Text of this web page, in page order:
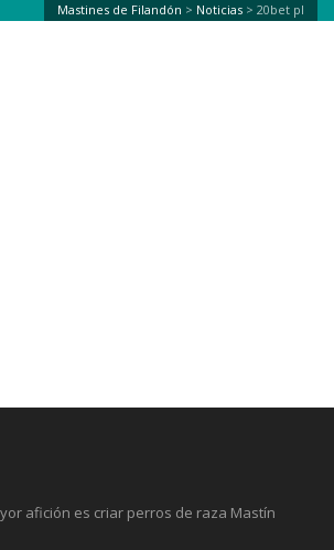
Mastines de Filandón > Noticias > 20bet pl
afición es criar perros de raza Mastín